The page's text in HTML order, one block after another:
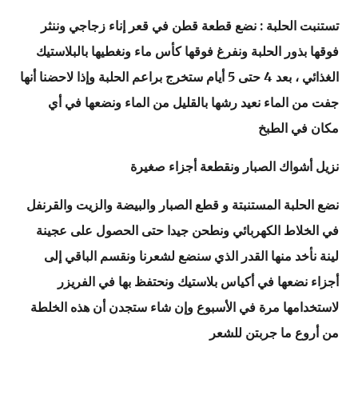
تستنبت الحلبة : نضع قطعة قطن في قعر إناء زجاجي وننثر
فوقها بذور الحلبة ونفرغ فوقها كأس ماء ونغطيها بالبلاستيك
الغذائي ، بعد 4 حتى 5 أيام ستخرج براعم الحلبة وإذا لاحضنا أنها
جفت من الماء نعيد رشها بالقليل من الماء ونضعها في أي
مكان في الطبخ
نزيل أشواك الصبار ونقطعة أجزاء صغيرة
نضع الحلبة المستنبتة و قطع الصبار والبيضة والزيت والقرنفل
في الخلاط الكهربائي ونطحن جيدا حتى الحصول على عجينة
لينة نأخد منها القدر الذي سنضع لشعرنا ونقسم الباقي إلى
أجزاء نضعها في أكياس بلاستيك ونحتفظ بها في الفريزر
لاستخدامها مرة في الأسبوع وإن شاء ستجدن أن هذه الخلطة
من أروع ما جربتن للشعر